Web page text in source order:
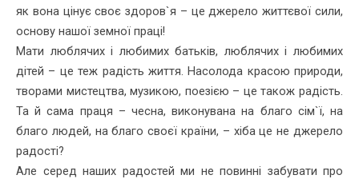
як вона цінує своє здоров`я – це джерело життєвої сили,
основу нашої земної праці!
Мати люблячих і любимих батьків, люб­лячих і любимих
дітей – це теж радість життя. Насолода красою природи,
творами мистецтва, музикою, поезією – це також радість.
Та й сама праця – чесна, викону­вана на благо сім`ї, на
благо людей, на благо своєї країни, – хіба це не джерело
ра­дості?
Але серед наших радостей ми не повин­ні забувати про